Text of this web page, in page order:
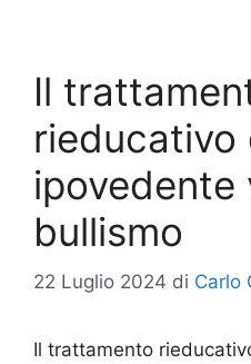
Il
rieducativo
ipovedente
bullismo
22 Luglio 2024 di Carlo
Il trattamento